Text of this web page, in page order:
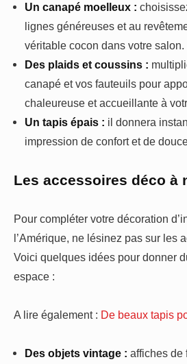
Un canapé moelleux :
lignes généreuses et au
véritable cocon dans votre salon.
Des plaids et coussins :
canapé et vos fauteuils pour
chaleureuse et accueillante à
Un tapis épais : il donnera
impression de confort et de
Les accessoires déco à
Pour compléter votre décoration
l’Amérique, ne lésinez pas sur les
Voici quelques idées pour donner
espace :
A lire également : De beaux tapis
Des objets vintage : affiches de